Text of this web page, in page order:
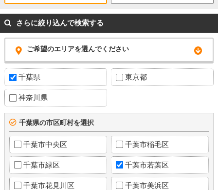
さらに絞り込んで検索する
ご希望のエリアを選んでください
千葉県 東京都
神奈川県
千葉県の市区町村を選択
千葉市中央区 千葉市稲毛区
千葉市緑区 千葉市若葉区
千葉市花見川区 千葉市美浜区